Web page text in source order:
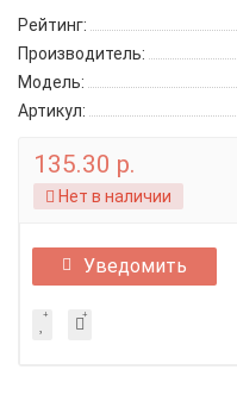
Рейтинг:
Производитель:
Модель:
Артикул:
135.30 р.
Нет в наличии
Уведомить